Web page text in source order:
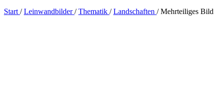
Start / Leinwandbilder/ Thematik / Landschaften / Mehrteiliges Bild